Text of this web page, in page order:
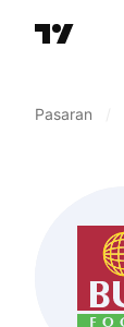
Pasaran